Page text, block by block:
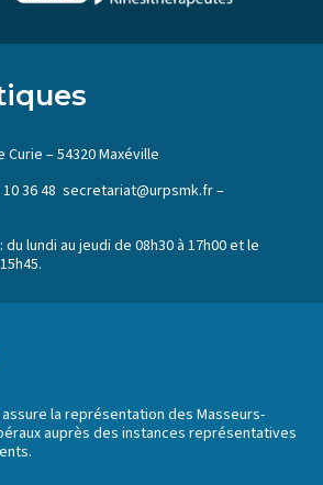
– 54320 Maxéville
10 36 48 secretariat@urpsmk.fr –
lundi au jeudi de 08h30 à 17h00 et le
assure la représentation des Masseurs-
auprès des instances représentatives